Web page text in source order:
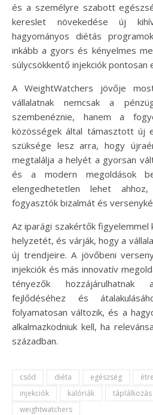
és a személyre szabott
kereslet növekedése új
hagyományos diétás
inkább a gyors és kényelmes
súlycsökkentő injekciók pontosan
A WeightWatchers jövője
vállalatnak nemcsak a
szembenéznie, hanem a
közösségek által támasztott új
szüksége lesz arra, hogy
megtalálja a helyét a gyorsan
és a modern megoldások
elengedhetetlen lehet
fogyasztók bizalmát és
Az iparági szakértők figyelemmel
helyzetét, és várják, hogy a
új trendjeire. A jövőbeni
injekciók és más innovatív
tényezők
fejlődéséhez és
folyamatosan változik, és a
alkalmazkodniuk kell, ha
században.
csőd diéta egészség
injekciók
kalóriák táplálkozás
weightwatchers